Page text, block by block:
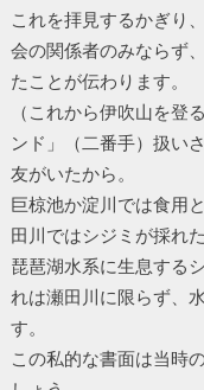
これを拝見するかぎり
会の関係者のみならず
たことが伝わります。
（これから伊吹山を登
ンド」（二番手）扱い
友がいたから。
巨椋池か淀川では食用
田川ではシジミが採れ
琵琶湖水系に生息する
れは瀬田川に限らず、
す。
この私的な書面は当時